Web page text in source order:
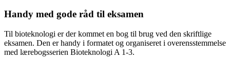
Handy med gode råd til eksamen
Til bioteknologi er der kommet en bog til brug ved den skriftlige
eksamen. Den er handy i formatet og organiseret i overensstemmelse
med lærebogsserien Bioteknologi A 1-3.